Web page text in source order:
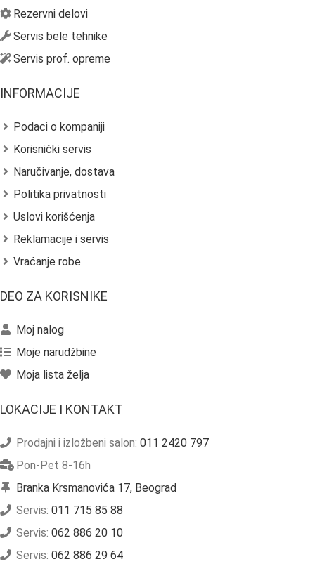
Rezervni delovi
Servis bele tehnike
Servis prof. opreme
INFORMACIJE
Podaci o kompaniji
Korisnički servis
Naručivanje, dostava
Politika privatnosti
Uslovi korišćenja
Reklamacije i servis
Vraćanje robe
DEO ZA KORISNIKE
Moj nalog
Moje narudžbine
Moja lista želja
LOKACIJE I KONTAKT
Prodajni i izložbeni salon: 011 2420 797
Pon-Pet 8-16h
Branka Krsmanovića 17, Beograd
Servis: 011 715 85 88
Servis: 062 886 20 10
Servis: 062 886 29 64